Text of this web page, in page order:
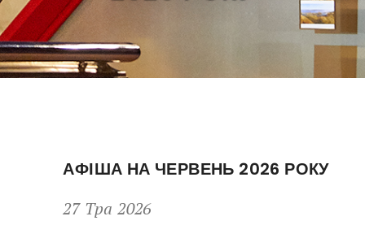
АФІША НА ЧЕРВЕНЬ 2026 РОКУ
27 Тра 2026